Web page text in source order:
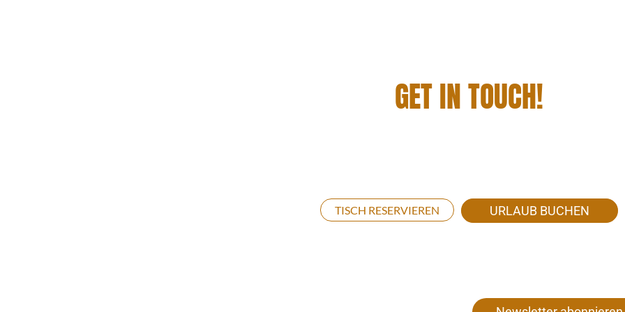
GET IN TOUCH!
TISCH RESERVIEREN URLAUB BUCHEN